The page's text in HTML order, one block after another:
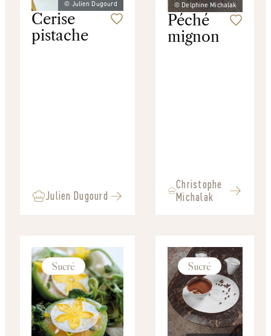
© Julien Dugourd
Cerise
pistache
Julien Dugourd
© Delphine Michalak
Péché
mignon
Christophe
Michalak
Sucré Sucré